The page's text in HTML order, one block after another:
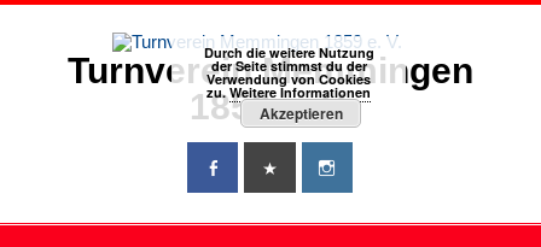
Zum
Turnverein Memmingen
1859 e. V.
Durch die weitere Nutzung
der Seite stimmst du der
Verwendung von Cookies
zu.Weitere Informationen
Akzeptieren